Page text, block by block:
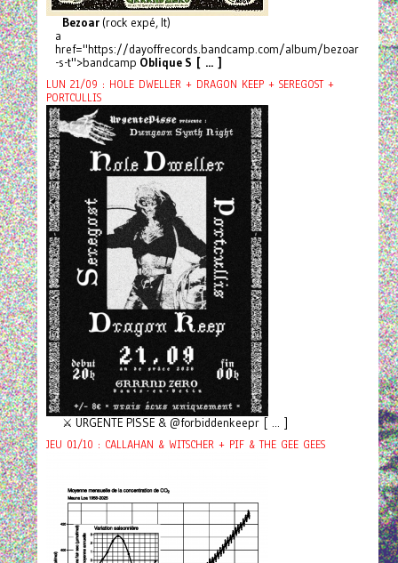
Bezoar(rock expé, It)
a
href="https://dayoffrecords.bandcamp.com/album/bezoar
-s-t">bandcamp Oblique S [ ... ]
LUN 21/09 : HOLE DWELLER + DRAGON KEEP + SEREGOST +
PORTCULLIS
⚔️ URGENTE PISSE & @forbiddenkeepr [ ... ]
JEU 01/10 : CALLAHAN & WITSCHER + PIF & THE GEE GEES